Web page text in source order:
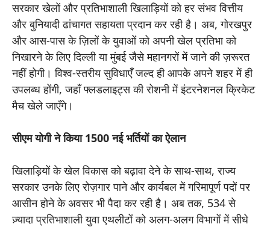
सरकार खेलों और प्रतिभाशाली खिलाड़ियों को हर संभव वित्तीय
और बुनियादी ढांचागत सहायता प्रदान कर रही है। अब, गोरखपुर
और आस-पास के ज़िलों के युवाओं को अपनी खेल प्रतिभा को
निखारने के लिए दिल्ली या मुंबई जैसे महानगरों में जाने की ज़रूरत
नहीं होगी। विश्व-स्तरीय सुविधाएँ जल्द ही आपके अपने शहर में ही
उपलब्ध होंगी, जहाँ फ्लडलाइट्स की रोशनी में इंटरनेशनल क्रिकेट
मैच खेले जाएँगे।
सीएम योगी ने किया 1500 नई भर्तियों का ऐलान
खिलाड़ियों के खेल विकास को बढ़ावा देने के साथ-साथ, राज्य
सरकार उनके लिए रोज़गार पाने और कार्यबल में गरिमापूर्ण पदों पर
आसीन होने के अवसर भी पैदा कर रही है। अब तक, 534 से
ज़्यादा प्रतिभाशाली युवा एथलीटों को अलग-अलग विभागों में सीधे